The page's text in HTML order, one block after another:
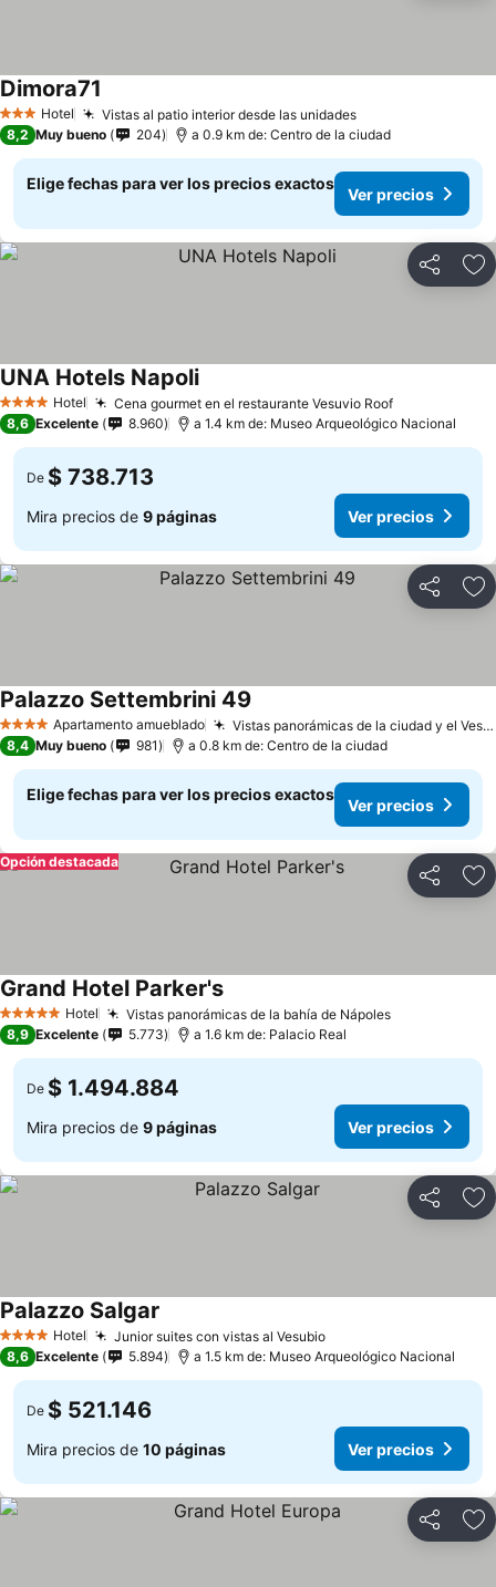
3 Estrellas
Hotel Vistas al patio interior desde las unidadesVer precios
Dimora71
8,2 Muy bueno 204 a 0.9 km de: Centro de la ciudad
Elige fechas para ver los precios exactos
Ver precios
Compartir
4 EstrellasHotel Cena gourmet en el restaurante Vesuvio RoofVer precios
UNA Hotels NapoliVer precios
8,6 Excelente 8.960 a 1.4 km de: Museo Arqueológico Nacional
De $ 738.713
Mira precios de 9 páginas Ver precios
Compartir
4 EstrellasApartamento amueblado Vistas panorámicas de la ciudad y el Vesubio
Palazzo Settembrini 49
8,4 Muy bueno 981 a 0.8 km de: Centro de la ciudad
Elige fechas para ver los precios exactos
Ver precios
Compartir
Opción destacada
5 Estrellas Hotel Vistas panorámicas de la bahía de NápolesVer precios
Grand Hotel Parker'sVer precios
8,9 Excelente 5.773 a 1.6 km de: Palacio Real
De $ 1.494.884
Mira precios de 9 páginas Ver precios
Compartir
4 EstrellasHotel Junior suites con vistas al VesubioVer precios
Palazzo Salgar
8,6 Excelente 5.894 a 1.5 km de: Museo Arqueológico Nacional
De $ 521.146
Mira precios de 10 páginas Ver precios
Compartir